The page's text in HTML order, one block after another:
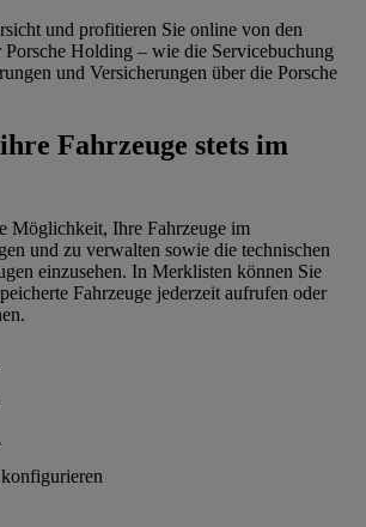
und profitieren Sie online von den
Porsche Holding – wie die Servicebuchung
und Versicherungen über die Porsche
Fahrzeuge stets im
Möglichkeit, Ihre Fahrzeuge im
und zu verwalten sowie die technischen
einzusehen. In Merklisten können Sie
Fahrzeuge jederzeit aufrufen oder